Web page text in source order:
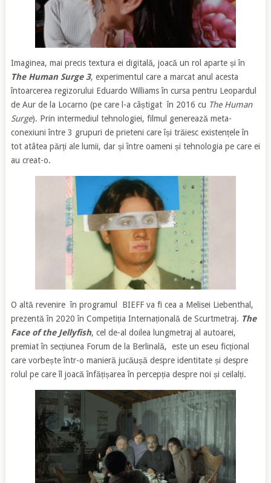
Imaginea, mai precis textura ei digitală, joacă un rol aparte și în
The Human Surge 3, experimentul care a marcat anul acesta
întoarcerea regizorului Eduardo Williams în cursa pentru Leopardul
de Aur de la Locarno (pe care l-a câștigat în 2016 cu The Human
Surge). Prin intermediul tehnologiei, filmul generează meta-
conexiuni între 3 grupuri de prieteni care își trăiesc existențele în
tot atâtea părți ale lumii, dar și între oameni și tehnologia pe care ei
au creat-o.
O altă revenire în programul BIEFF va fi cea a Melisei Liebenthal,
prezentă în 2020 în Competiția Internațională de Scurtmetraj. The
Face of the Jellyfish, cel de-al doilea lungmetraj al autoarei,
premiat în secțiunea Forum de la Berlinală, este un eseu ficțional
care vorbește într-o manieră jucăușă despre identitate și despre
rolul pe care îl joacă înfățișarea în percepția despre noi și ceilalți.